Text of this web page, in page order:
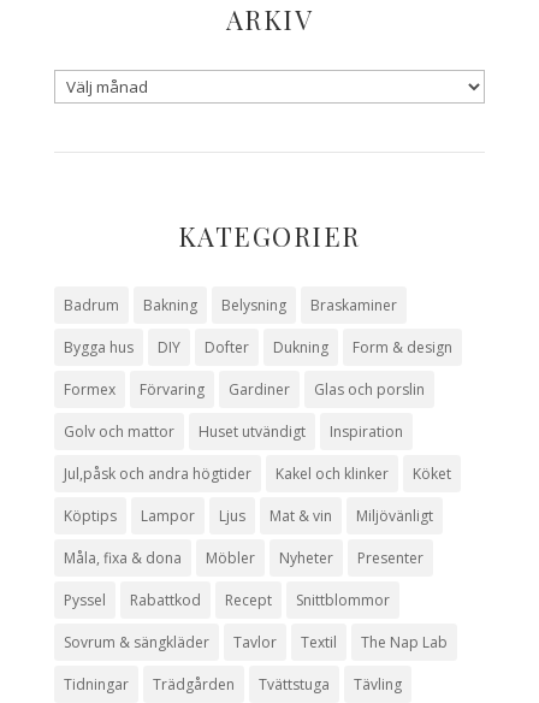
ARKIV
KATEGORIER
Badrum Bakning Belysning Braskaminer
Bygga hus DIY Dofter Dukning Form & design
Formex Förvaring Gardiner Glas och porslin
Golv och mattor Huset utvändigt Inspiration
Jul,påsk och andra högtider Kakel och klinker Köket
Köptips Lampor Ljus Mat & vin Miljövänligt
Måla, fixa & dona Möbler Nyheter Presenter
Pyssel Rabattkod Recept Snittblommor
Sovrum & sängkläder Tavlor Textil The Nap Lab
Tidningar Trädgården Tvättstuga Tävling